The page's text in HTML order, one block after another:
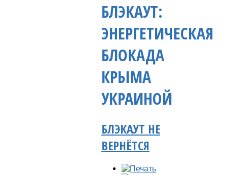
БЛЭКАУТ:
ЭНЕРГЕТИЧЕСКАЯ
БЛОКАДА
КРЫМА
УКРАИНОЙ
БЛЭКАУТ НЕ
ВЕРНЁТСЯ